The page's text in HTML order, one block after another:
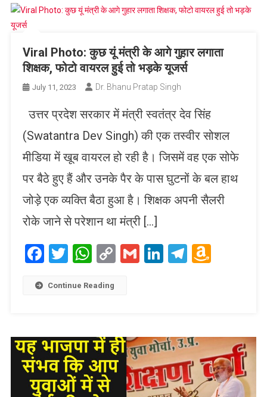
Viral Photo: कुछ यूं मंत्री के आगे गुहार लगाता
शिक्षक, फोटो वायरल हुई तो भड़के यूजर्स
July 11, 2023 Dr. Bhanu Pratap Singh
उत्तर प्रदेश सरकार में मंत्री स्वतंत्र देव सिंह
(Swatantra Dev Singh) की एक तस्वीर सोशल
मीडिया में खूब वायरल हो रही है। जिसमें वह एक सोफे
पर बैठे हुए हैं और उनके पैर के पास घुटनों के बल हाथ
जोड़े एक व्यक्ति बैठा हुआ है। शिक्षक अपनी सैलरी
रोके जाने से परेशान था मंत्री […]
Facebook
Twitter
WhatsApp
CopyGmailLinkedIn
Telegram
Continue Reading